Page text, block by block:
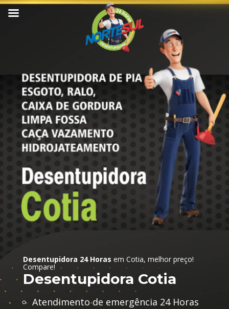
Desentupidora 24 Horas em Cotia, melhor preço!
Compare!
Desentupidora Cotia
Atendimento de emergência 24 Horas